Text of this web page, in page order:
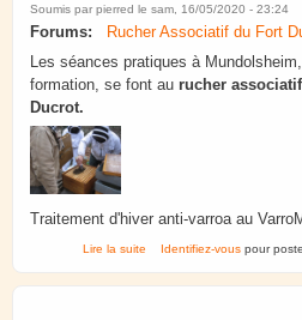
Soumis par pierred le sam, 16/05/2020 - 23:24
Forums:
Rucher Associatif du Fort
Les séances pratiques à
formation, se font au rucher
Ducrot.
Traitement d'hiver anti-varroa au
Lire la suite de Formation 2020.
Identifiez-vous pour